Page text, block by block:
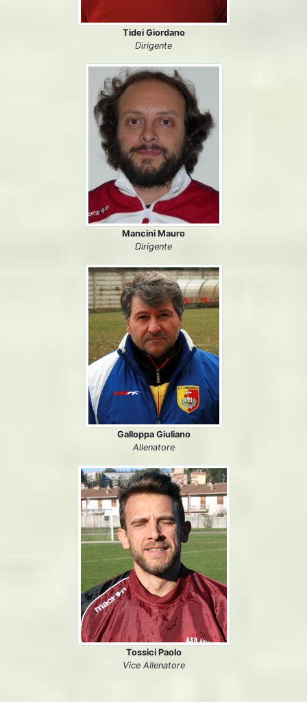
Tidei Giordano
Dirigente
Mancini Mauro
Dirigente
Galloppa Giuliano
Allenatore
Tossici Paolo
Vice Allenatore